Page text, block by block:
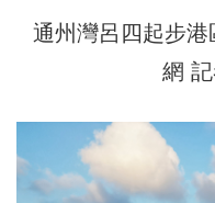
通州灣呂四起步港
網